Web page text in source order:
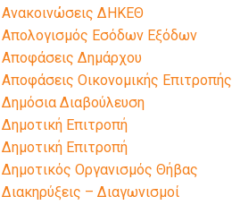
Ανακοινώσεις ΔΗΚΕΘ
Απολογισμός Εσόδων Εξόδων
Αποφάσεις Δημάρχου
Αποφάσεις Οικονομικής Επιτροπής
Δημόσια Διαβούλευση
Δημοτική Επιτροπή
Δημοτική Επιτροπή
Δημοτικός Οργανισμός Θήβας
Διακηρύξεις – Διαγωνισμοί